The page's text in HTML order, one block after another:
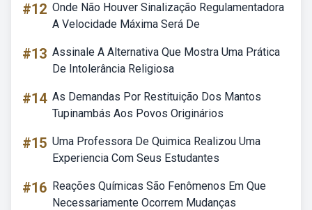
#12 Onde Não Houver Sinalização Regulamentadora
A Velocidade Máxima Será De
#13 Assinale A Alternativa Que Mostra Uma Prática
De Intolerância Religiosa
#14 As Demandas Por Restituição Dos Mantos
Tupinambás Aos Povos Originários
#15 Uma Professora De Quimica Realizou Uma
Experiencia Com Seus Estudantes
#16 Reações Químicas São Fenômenos Em Que
Necessariamente Ocorrem Mudanças